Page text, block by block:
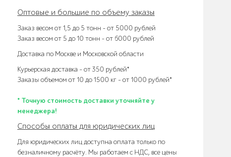
Оптовые и большие по объему заказы
Заказ весом от 1,5 до 5 тонн – от 5000 рублей
Заказ весом от 5 до 10 тонн – от 6000 рублей
Доставка по Москве и Московской области
Курьерская доставка – от 350 рублей*
Заказы объемом от 10 до 1500 кг – от 1000 рублей*
* Точную стоимость доставки уточняйте у
менеджера!
Способы оплаты для юридических лиц
Для юридических лиц доступна оплата только по
безналичному расчёту. Мы работаем с НДС, все цены